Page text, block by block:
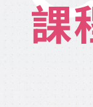
課